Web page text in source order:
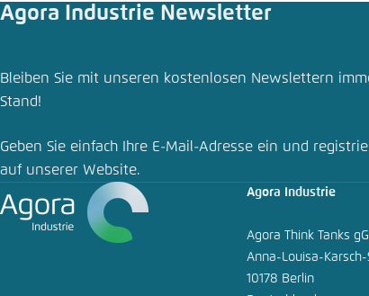
Agora Industrie Newsletter
Bleiben Sie mit unseren kostenlosen Newslettern
Stand!
Geben Sie einfach Ihre E-Mail-Adresse ein und
auf unserer Website.
Agora Industrie
Agora Think Tanks
Anna-Louisa-Karsch-
10178 Berlin